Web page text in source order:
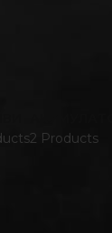
2 Products